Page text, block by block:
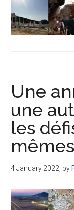
Une
une
les
4 January 2022, by